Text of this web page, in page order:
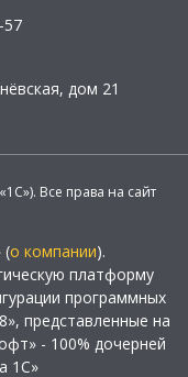
57
дом 21
Все права на сайт
(о компании).
платформу
программных
представленные на
- 100% дочерней
1С»